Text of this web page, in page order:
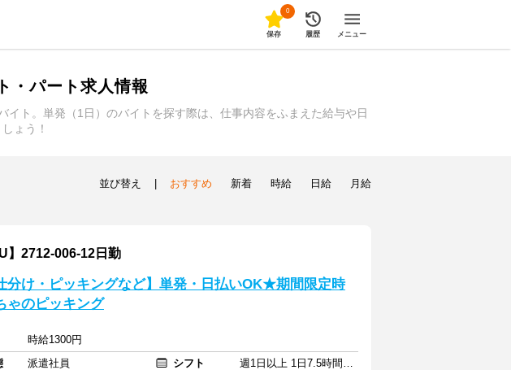
0
保存 履歴 メニュー
・パート求人情報
ト。単発（1日）のバイトを探す際は、仕事内容をふまえた給与や日
ょう！
並び替え おすすめ 新着 時給 日給 月給
】2712-006-12日勤
分け・ピッキングなど】単発・日払いOK★期間限定時
のピッキング
時給1300円
派遣社員 シフト
週1日以上 1日7.5時間以上